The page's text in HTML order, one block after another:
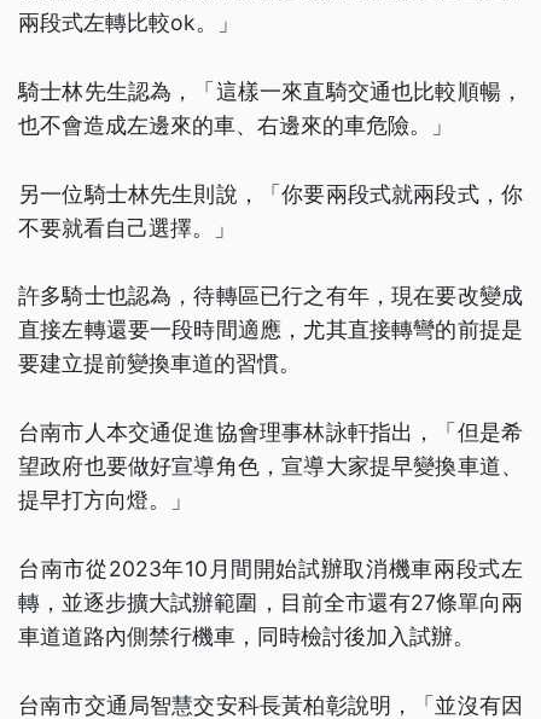
兩段式左轉比較ok。」
騎士林先生認為，「這樣一來直騎交通也比較順暢，
也不會造成左邊來的車、右邊來的車危險。」
另一位騎士林先生則說，「你要兩段式就兩段式，你
不要就看自己選擇。」
許多騎士也認為，待轉區已行之有年，現在要改變成
直接左轉還要一段時間適應，尤其直接轉彎的前提是
要建立提前變換車道的習慣。
台南市人本交通促進協會理事林詠軒指出，「但是希
望政府也要做好宣導角色，宣導大家提早變換車道、
提早打方向燈。」
台南市從2023年10月間開始試辦取消機車兩段式左
轉，並逐步擴大試辦範圍，目前全市還有27條單向兩
車道道路內側禁行機車，同時檢討後加入試辦。
台南市交通局智慧交安科長黃柏彰說明，「並沒有因